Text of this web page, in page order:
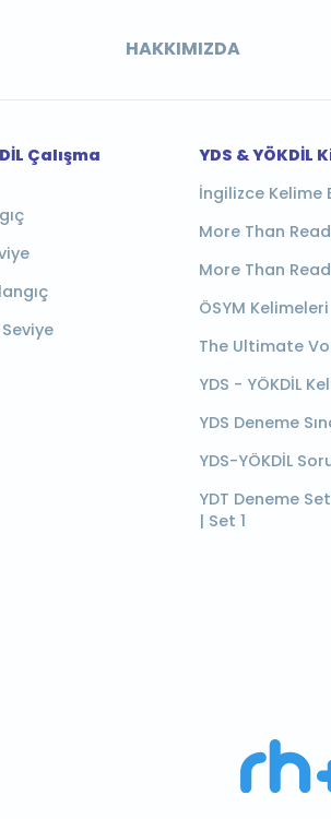
HAKKIMIZDA
Çalışma
Seviye
YDS & YÖKDİL
İngilizce Kelime
More Than
More Than
ÖSYM Kelimeleri
The Ultimate
YDS - YÖKDİL
YDS Deneme
YDS-YÖKDİL
YDT Deneme
| Set 1